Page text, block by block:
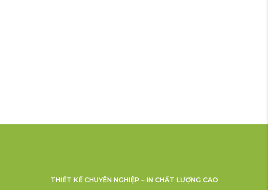
THIẾT KẾ CHUYÊN NGHIỆP – IN CHẤT LƯỢNG CAO